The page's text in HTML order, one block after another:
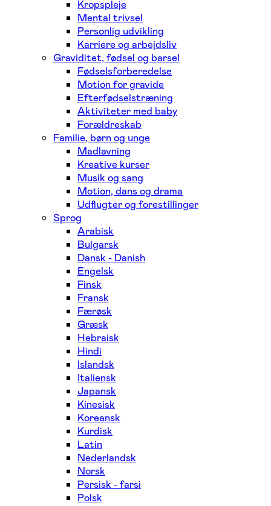
Kropspleje
Mental trivsel
Personlig udvikling
Karriere og arbejdsliv
Graviditet, fødsel og barsel
Fødselsforberedelse
Motion for gravide
Efterfødselstræning
Aktiviteter med baby
Forældreskab
Familie, børn og unge
Madlavning
Kreative kurser
Musik og sang
Motion, dans og drama
Udflugter og forestillinger
Sprog
Arabisk
Bulgarsk
Dansk - Danish
Engelsk
Finsk
Fransk
Færøsk
Græsk
Hebraisk
Hindi
Islandsk
Italiensk
Japansk
Kinesisk
Koreansk
Kurdisk
Latin
Nederlandsk
Norsk
Persisk - farsi
Polsk